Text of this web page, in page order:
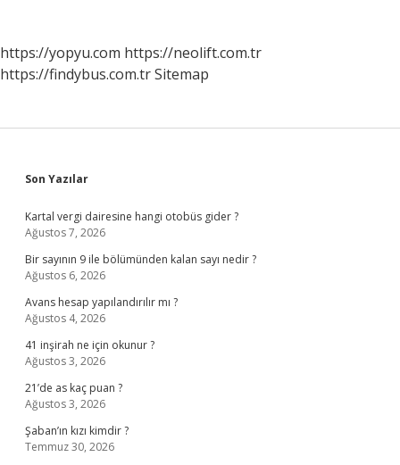
https://yopyu.com https://neolift.com.tr
https://findybus.com.trSitemap
Sidebar
Son Yazılar
Kartal vergi dairesine hangi otobüs gider ?
Ağustos 7, 2026
Bir sayının 9 ile bölümünden kalan sayı nedir ?
Ağustos 6, 2026
Avans hesap yapılandırılır mı ?
Ağustos 4, 2026
41 inşirah ne için okunur ?
Ağustos 3, 2026
21’de as kaç puan ?
Ağustos 3, 2026
Şaban’ın kızı kimdir ?
Temmuz 30, 2026